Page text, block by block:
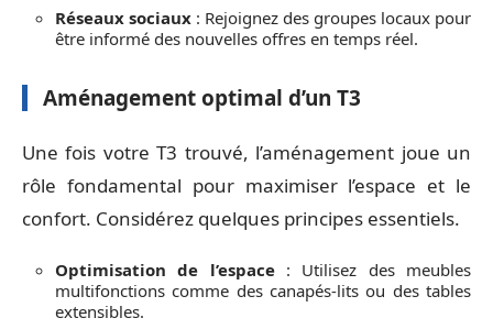
Réseaux sociaux : Rejoignez des groupes locaux pour
être informé des nouvelles offres en temps réel.
Aménagement optimal d’un T3
Une fois votre T3 trouvé, l’aménagement joue un
rôle fondamental pour maximiser l’espace et le
confort. Considérez quelques principes essentiels.
Optimisation de l’espace: Utilisez des meubles
multifonctions comme des canapés-lits ou des tables
extensibles.